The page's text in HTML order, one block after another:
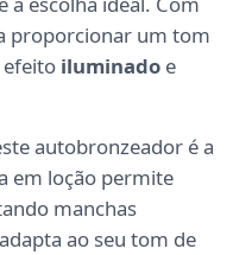
proporcionar um tom
efeito iluminado e
autobronzeador é a
em loção permite
manchas
ao seu tom de